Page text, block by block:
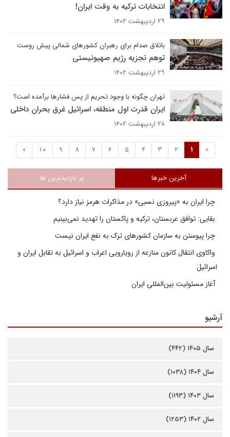
انتخابات ترکیه به وقت ایران!
۲۹ اردیبهشت ۱۴۰۲
باتلاق صدام برای رهبران کشورهای شمالی پیش روست
توهم تجزیه رژیم صهیونیستی
۲۹ اردیبهشت ۱۴۰۲
تهران چگونه با وجود تحریم از پس فشارها برآمده است؟
ایران قدرت اول منطقه، اسرائیل غرق بحران داخلی
۲۸ اردیبهشت ۱۴۰۲
«
1
2
3
4
5
6
7
8
9
10
»
آخرین خبرها پر بازدیدترین ها
چرا ایران به «پیروزی نسبی» در مذاکرات هرمز نیاز دارد؟
بقایی: توافق عربستان، ترکیه و پاکستان را تهدید نمی‌بینیم
چرا پیوستن به سازمان کشورهای ترک به نفع ایران نیست
واکاوی انتقال کانون منازعه از رویارویی اعراب و اسرائیل به تقابل ایران و
اسرائیل
آغاز مسئولیت بین‌المللی ایران
آرشیو
سال ۱۴۰۵ (۴۴۲)
سال ۱۴۰۴ (۱۰۳۸)
سال ۱۴۰۳ (۱۱۹۳)
سال ۱۴۰۲ (۱۲۵۳)